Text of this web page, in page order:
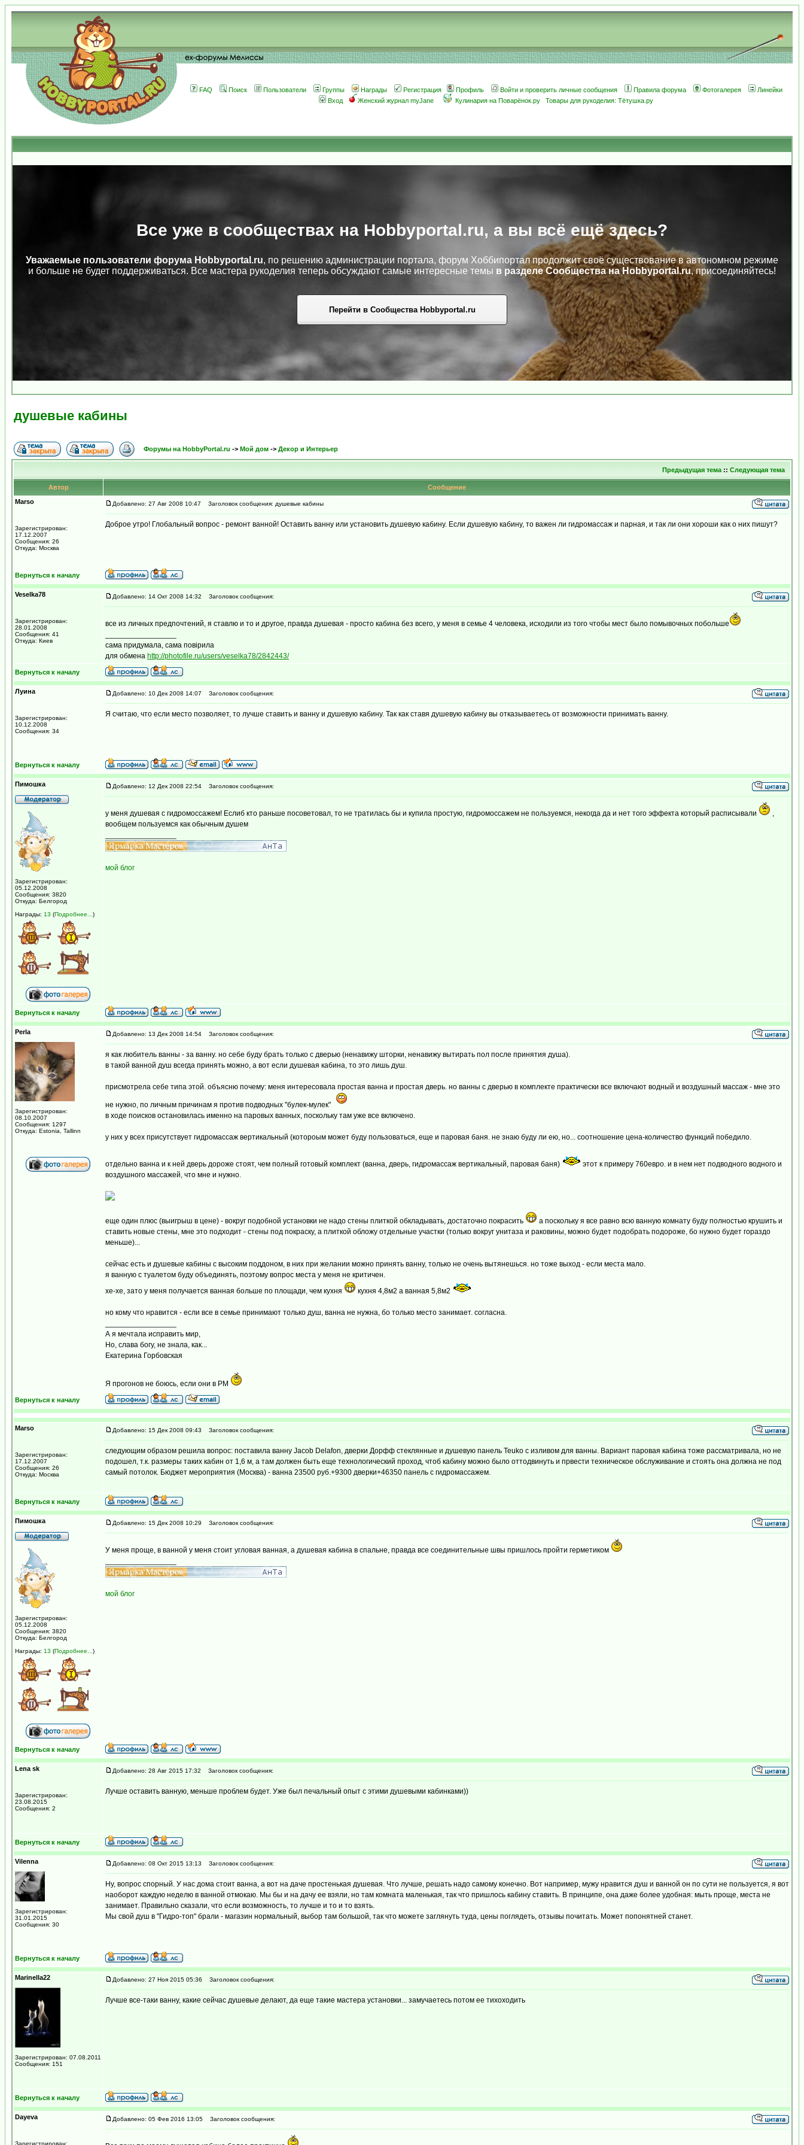
FAQ Поиск Пользователи Группы Награды Регистрация Профиль Войти и проверить личные сообщения Правила форума Фотогалерея
Линейки
Вход
Женский журнал myJane Кулинария на Поварёнок.ру Товары для рукоделия: Тётушка.ру
Все уже в сообществах на Hobbyportal.ru, а вы всё ещё здесь?
Уважаемые пользователи форума Hobbyportal.ru, по решению администрации портала, форум Хоббипортал продолжит своё существование в автономном режиме
и больше не будет поддерживаться. Все мастера рукоделия теперь обсуждают самые интересные темы в разделе Сообщества на Hobbyportal.ru, присоединяйтесь!
Перейти в Сообщества Hobbyportal.ru
душевые кабины
Форумы на HobbyPortal.ru -> Мой дом -> Декор и Интерьер
Предыдущая тема :: Следующая тема
Автор
Сообщение
Marso
Зарегистрирован:
17.12.2007
Сообщения: 26
Откуда: Москва
Добавлено: 27 Авг 2008 10:47 Заголовок сообщения: душевые кабины
Доброе утро! Глобальный вопрос - ремонт ванной! Оставить ванну или установить душевую кабину. Если душевую кабину, то важен ли гидромассаж и парная, и так ли они хороши как о них пишут?
Вернуться к началу
Veselka78
Зарегистрирован:
28.01.2008
Сообщения: 41
Откуда: Киев
Добавлено: 14 Окт 2008 14:32 Заголовок сообщения:
все из личных предпочтений, я ставлю и то и другое, правда душевая - просто кабина без всего, у меня в семье 4 человека, исходили из того чтобы мест было помывочных побольше
сама придумала, сама повірила
для обмена http://photofile.ru/users/veselka78/2842443/
Вернуться к началу
Луина
Зарегистрирован:
10.12.2008
Сообщения: 34
Добавлено: 10 Дек 2008 14:07 Заголовок сообщения:
Я считаю, что если место позволяет, то лучше ставить и ванну и душевую кабину. Так как ставя душевую кабину вы отказываетесь от возможности принимать ванну.
Вернуться к началу
Пимошка
Зарегистрирован:
05.12.2008
Сообщения: 3820
Откуда: Белгород
Награды: 13 (Подробнее... )
Добавлено: 12 Дек 2008 22:54 Заголовок сообщения:
у меня душевая с гидромоссажем! Еслиб кто раньше посоветовал, то не тратилась бы и купила простую, гидромоссажем не пользуемся, некогда да и нет того эффекта который расписывали
,
вообщем пользуемся как обычным душем
мой блог
Вернуться к началу
Perla
Зарегистрирован:
08.10.2007
Сообщения: 1297
Откуда: Estonia, Tallinn
Добавлено: 13 Дек 2008 14:54 Заголовок сообщения:
я как любитель ванны - за ванну. но себе буду брать только с дверью (ненавижу шторки, ненавижу вытирать пол после принятия душа).
в такой ванной душ всегда принять можно, а вот если душевая кабина, то это лишь душ.
присмотрела себе типа этой. объясню почему: меня интересовала простая ванна и простая дверь. но ванны с дверью в комплекте практически все включают водный и воздушный массаж - мне это
не нужно, по личным причинам я против подводных "булек-мулек"
в ходе поисков остановилась именно на паровых ванных, поскольку там уже все включено.
у них у всех присутствует гидромассаж вертикальный (котороым может буду пользоваться, еще и паровая баня. не знаю буду ли ею, но... соотношение цена-количество функций победило.
отдельно ванна и к ней дверь дороже стоят, чем полный готовый комплект (ванна, дверь, гидромассаж вертикальный, паровая баня)
этот к примеру 760евро. и в нем нет подводного водного и
воздушного массажей, что мне и нужно.
еще один плюс (выигрыш в цене) - вокруг подобной установки не надо стены плиткой обкладывать, достаточно покрасить
а поскольку я все равно всю ванную комнату буду полностью крушить и
ставить новые стены, мне это подходит - стены под покраску, а плиткой обложу отдельные участки (только вокруг унитаза и раковины, можно будет подобрать подороже, бо нужно будет гораздо
меньше)...
сейчас есть и душевые кабины с высоким поддоном, в них при желании можно принять ванну, только не очень вытянешься. но тоже выход - если места мало.
я ванную с туалетом буду объединять, поэтому вопрос места у меня не критичен.
хе-хе, зато у меня получается ванная больше по площади, чем кухня
кухня 4,8м2 а ванная 5,8м2
но кому что нравится - если все в семье принимают только душ, ванна не нужна, бо только место занимает. согласна.
А я мечтала исправить мир,
Но, слава богу, не знала, как...
Екатерина Горбовская
Я прогонов не боюсь, если они в PM
Вернуться к началу
Marso
Зарегистрирован:
17.12.2007
Сообщения: 26
Откуда: Москва
Добавлено: 15 Дек 2008 09:43 Заголовок сообщения:
следующим образом решила вопрос: поставила ванну Jacob Delafon, дверки Дорфф стеклянные и душевую панель Teuko с изливом для ванны. Вариант паровая кабина тоже рассматривала, но не
подошел, т.к. размеры таких кабин от 1,6 м, а там должен быть еще технологический проход, чтоб кабину можно было оттодвинуть и првести техническое обслуживание и стоять она должна не под
самый потолок. Бюджет мероприятия (Москва) - ванна 23500 руб.+9300 дверки+46350 панель с гидромассажем.
Вернуться к началу
Пимошка
Зарегистрирован:
05.12.2008
Сообщения: 3820
Откуда: Белгород
Награды: 13 (Подробнее... )
Добавлено: 15 Дек 2008 10:29 Заголовок сообщения:
У меня проще, в ванной у меня стоит угловая ванная, а душевая кабина в спальне, правда все соединительные швы пришлось пройти герметиком
мой блог
Вернуться к началу
Lena sk
Зарегистрирован:
23.08.2015
Сообщения: 2
Добавлено: 28 Авг 2015 17:32 Заголовок сообщения:
Лучше оставить ванную, меньше проблем будет. Уже был печальный опыт с этими душевыми кабинками))
Вернуться к началу
Vilenna
Зарегистрирован:
31.01.2015
Сообщения: 30
Добавлено: 08 Окт 2015 13:13 Заголовок сообщения:
Ну, вопрос спорный. У нас дома стоит ванна, а вот на даче простенькая душевая. Что лучше, решать надо самому конечно. Вот например, мужу нравится душ и ванной он по сути не пользуется, я вот
наоборот каждую неделю в ванной отмокаю. Мы бы и на дачу ее взяли, но там комната маленькая, так что пришлось кабину ставить. В принципе, она даже более удобная: мыть проще, места не
занимает. Правильно сказали, что если возможность, то лучше и то и то взять.
Мы свой душ в "Гидро-топ" брали - магазин нормальный, выбор там большой, так что можете заглянуть туда, цены поглядеть, отзывы почитать. Может попонятней станет.
Вернуться к началу
Marinella22
Зарегистрирован: 07.08.2011
Сообщения: 151
Добавлено: 27 Ноя 2015 05:36 Заголовок сообщения:
Лучше все-таки ванну, какие сейчас душевые делают, да еще такие мастера установки... замучаетесь потом ее тихоходить
Вернуться к началу
Dayeva
Зарегистрирован:
Добавлено: 05 Фев 2016 13:05 Заголовок сообщения: